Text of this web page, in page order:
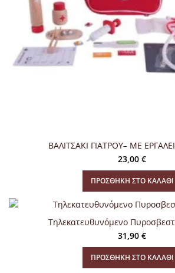
ΒΑΛΙΤΣΑΚΙ ΓΙΑΤΡΟΥ– ΜΕ
23,00 €
ΠΡΟΣΘΉΚΗ ΣΤΟ ΚΑΛΆΘΙ
Τηλεκατευθυνόμενο
31,90 €
ΠΡΟΣΘΉΚΗ ΣΤΟ ΚΑΛΆΘΙ